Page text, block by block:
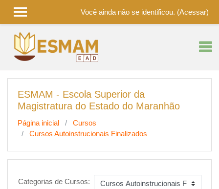
Você ainda não se identificou. (Acessar)
ESMAM - Escola Superior da
Magistratura do Estado do Maranhão
Página inicial
Cursos
Cursos Autoinstrucionais Finalizados
Categorias de Cursos: